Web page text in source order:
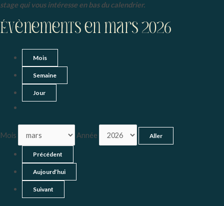
stage qui vous intéresse en bas du calendrier.
Évènements en mars 2026
Mois
Semaine
Jour
Mois Année
Précédent
Aujourd’hui
Suivant